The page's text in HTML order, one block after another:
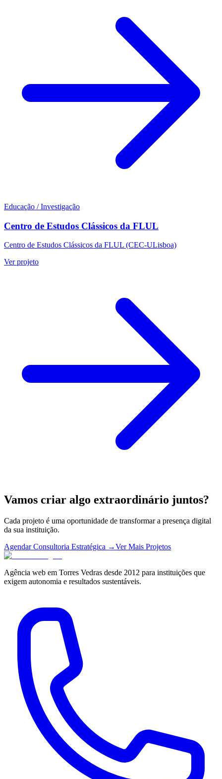
Educação / Investigação
Centro de Estudos Clássicos da FLUL
Centro de Estudos Clássicos da FLUL (CEC-ULisboa)
Ver projeto
Vamos criar algo extraordinário juntos?
Cada projeto é uma oportunidade de transformar a presença digital
da sua instituição.
Agendar Consultoria Estratégica →Ver Mais Projetos
Agência web em Torres Vedras desde 2012 para instituições que
exigem autonomia e resultados sustentáveis.